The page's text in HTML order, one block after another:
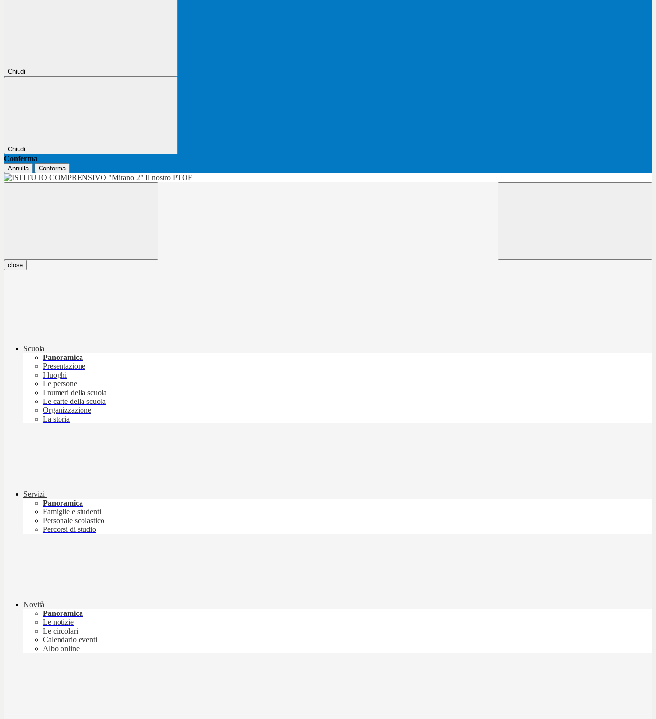
Chiudi
Chiudi
Conferma
Annulla Conferma
Il nostro PTOF
close
Scuola
Panoramica
Presentazione
I luoghi
Le persone
I numeri della scuola
Le carte della scuola
Organizzazione
La storia
Servizi
Panoramica
Famiglie e studenti
Personale scolastico
Percorsi di studio
Novità
Panoramica
Le notizie
Le circolari
Calendario eventi
Albo online